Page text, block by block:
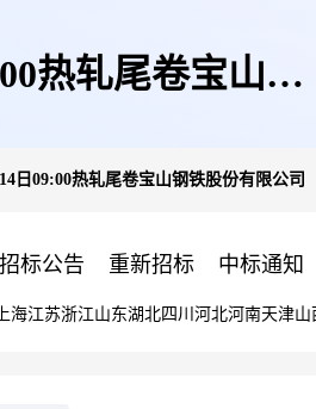
热轧尾卷宝山钢
日09:00热轧尾卷宝山钢铁股份有限公司
招标公告 重新招标 中标通知
上海江苏浙江山东湖北四川 河北河南天津山